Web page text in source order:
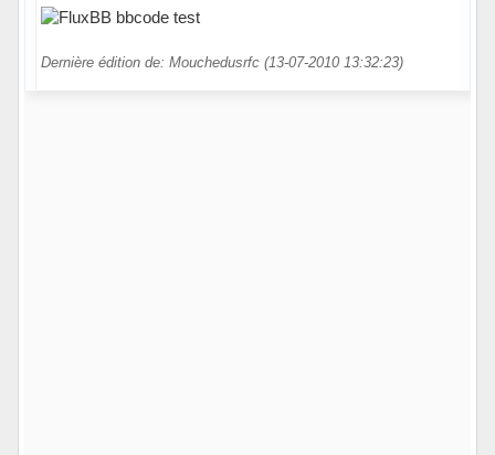
Dernière édition de: Mouchedusrfc (13-07-2010 13:32:23)